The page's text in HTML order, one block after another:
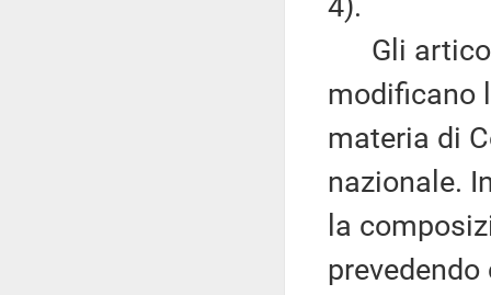
Gli articoli
modificano
materia di
nazionale.
la